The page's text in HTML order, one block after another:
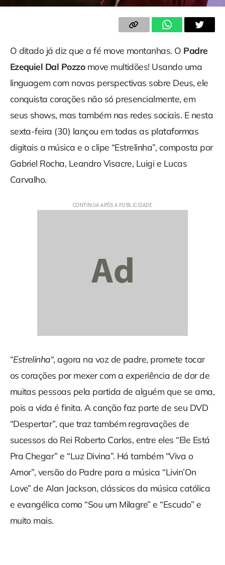
O ditado já diz que a fé move montanhas. O Padre
Ezequiel Dal Pozzomove multidões! Usando uma
linguagem com novas perspectivas sobre Deus, ele
conquista corações não só presencialmente, em
seus shows, mas também nas redes sociais. E nesta
sexta-feira (30) lançou em todas as plataformas
digitais a música e o clipe “Estrelinha”, composta por
Gabriel Rocha, Leandro Visacre, Luigi e Lucas
Carvalho.
“Estrelinha“, agora na voz de padre, promete tocar
os corações por mexer com a experiência de dor de
muitas pessoas pela partida de alguém que se ama,
pois a vida é finita. A canção faz parte de seu DVD
“Despertar”, que traz também regravações de
sucessos do Rei Roberto Carlos, entre eles “Ele Está
Pra Chegar” e “Luz Divina”. Há também “Viva o
Amor”, versão do Padre para a música “Livin’On
Love” de Alan Jackson, clássicos da música católica
e evangélica como “Sou um Milagre” e “Escudo” e
muito mais.